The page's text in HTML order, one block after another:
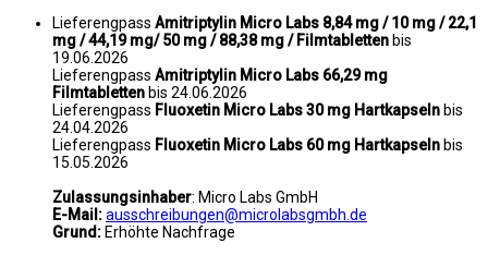
Lieferengpass Amitriptylin Micro Labs 8,84 mg / 10 mg / 22,1
mg / 44,19 mg/ 50 mg / 88,38 mg / Filmtabletten bis
19.06.2026
Lieferengpass Amitriptylin Micro Labs 66,29 mg
Filmtabletten bis 24.06.2026
Lieferengpass Fluoxetin Micro Labs 30 mg Hartkapseln bis
24.04.2026
Lieferengpass Fluoxetin Micro Labs 60 mg Hartkapseln bis
15.05.2026
Zulassungsinhaber: Micro Labs GmbH
E-Mail:ausschreibungen@microlabsgmbh.de
Grund: Erhöhte Nachfrage